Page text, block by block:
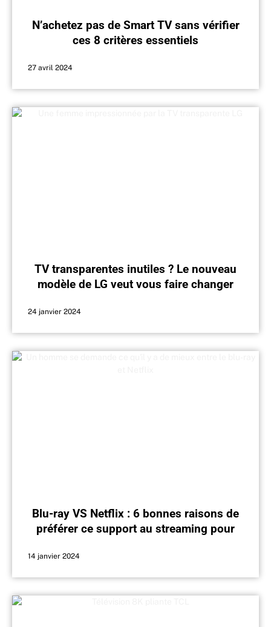
N’achetez pas de Smart TV sans vérifier
ces 8 critères essentiels
27 avril 2024
TV transparentes inutiles ? Le nouveau
modèle de LG veut vous faire changer
24 janvier 2024
Blu-ray VS Netflix : 6 bonnes raisons de
préférer ce support au streaming pour
14 janvier 2024